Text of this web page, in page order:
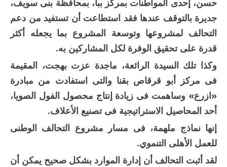
حسن، إحدى المواطنات بمركز ببا، بمحافظة بنى سويف،
جديرة بالتوقف عندها فقد استطاعت أن تستفيد من دعم
التحالف لمشروعها وتوسعة المشروع بما يجعله أكثر
قدرة على تحقيق الوفرة لكل المشاركين به.
وكذا تلك السيدة الرائعة، ماجدة عزت بهجت، المقيمة
فى مركز أبو قرقاص بقنا والتى استفادت من مبادرة
«ازرع» وساهمت فى زيادة إنتاج محصول الفول الصويا،
أحد المحاصيل الاستراتيجية فى تصنيع الأعلاف.
إنها نماذج ملهمة، فى مسار مشروع التحالف الوطنى
للعمل الأهلى التنموي.
لقد أثبت التحالف أن إدارة الموارد بشكل صحيح يمكن أن